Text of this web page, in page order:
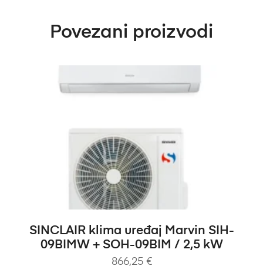
Povezani proizvodi
DODAJ U KOŠARICU
SINCLAIR klima uređaj Marvin SIH-
09BIMW + SOH-09BIM / 2,5 kW
866,25 €